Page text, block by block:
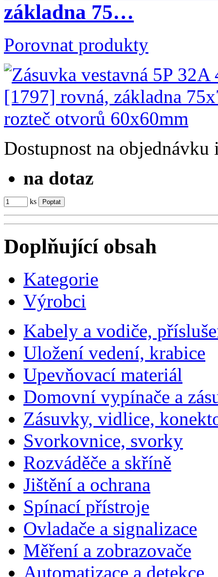
základna 75…
Porovnat produkty
Dostupnost na objednávku
na dotaz
ks
Doplňující obsah
Kategorie
Výrobci
Kabely a vodiče,
Uložení vedení, krabice
Upevňovací materiál
Domovní vypínače a
Zásuvky, vidlice,
Svorkovnice, svorky
Rozváděče a skříně
Jištění a ochrana
Spínací přístroje
Ovladače a signalizace
Měření a zobrazovače
Automatizace a detekce